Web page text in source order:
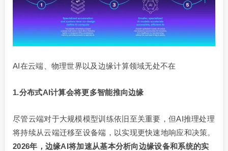
AI在云端、物理世界以及边缘计算领域无处不在
1.分布式AI计算会将更多智能推向边缘
尽管云端对于大规模模型训练依旧至关重要，但AI推理处理
将持续从云端迁移至设备端，以实现更快速地响应和决策。
2026年，边缘AI将加速从基本分析向边缘设备和系统的实